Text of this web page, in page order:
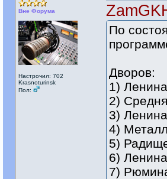
Вне Форума
Настрочил: 702
Krasnoturinsk
Пол:
По
Дворов:
1)
2)
3)
4)
5)
6)
7)